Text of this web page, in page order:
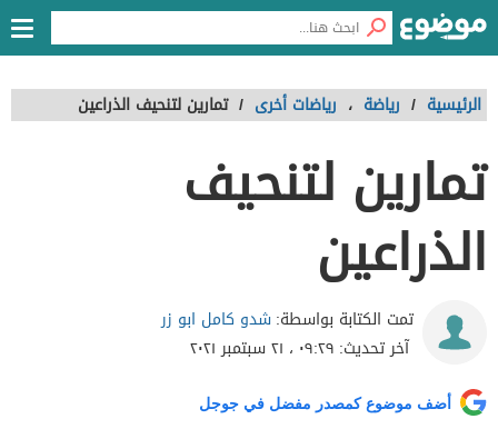
الرئيسية / رياضة ، رياضات أخرى / تمارين لتنحيف الذراعين
تمارين لتنحيف
الذراعين
تمت الكتابة بواسطة:شدو كامل ابو زر
آخر تحديث: ٠٩:٢٩ ، ٢١ سبتمبر ٢٠٢١
أضف موضوع كمصدر مفضل في جوجل